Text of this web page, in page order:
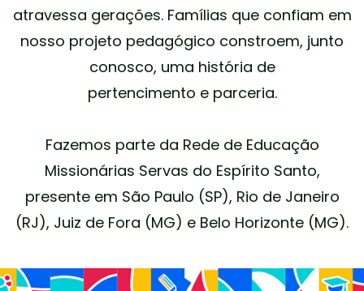
atravessa gerações. Famílias que confiam em
nosso projeto pedagógico constroem, junto
conosco, uma história de
pertencimento e parceria.
Fazemos parte da Rede de Educação
Missionárias Servas do Espírito Santo,
presente em São Paulo (SP), Rio de Janeiro
(RJ), Juiz de Fora (MG) e Belo Horizonte (MG).